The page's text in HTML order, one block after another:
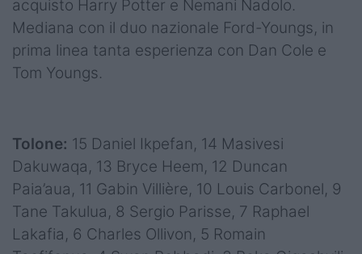
acquisto Harry Potter e Nemani Nadolo.
Mediana con il duo nazionale Ford-Youngs, in
prima linea tanta esperienza con Dan Cole e
Tom Youngs.
Tolone: 15 Daniel Ikpefan, 14 Masivesi
Dakuwaqa, 13 Bryce Heem, 12 Duncan
Paia’aua, 11 Gabin Villière, 10 Louis Carbonel, 9
Tane Takulua, 8 Sergio Parisse, 7 Raphael
Lakafia, 6 Charles Ollivon, 5 Romain